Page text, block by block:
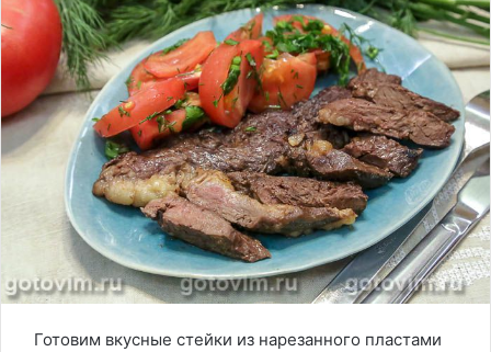
Готовим вкусные стейки из нарезанного пластами